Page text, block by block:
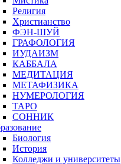
Религия
Христианство
ФЭН-ШУЙ
ГРАФОЛОГИЯ
ИУДАИЗМ
КАББАЛА
МЕДИТАЦИЯ
МЕТАФИЗИКА
НУМЕРОЛОГИЯ
ТАРО
СОННИК
Биология
История
Колледжи и университеты